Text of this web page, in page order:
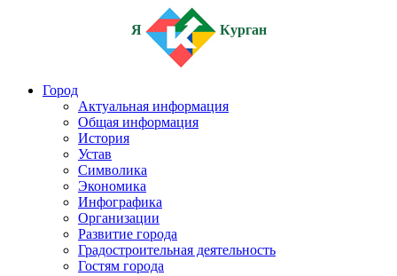
Я Курган
Город
Актуальная информация
Общая информация
История
Устав
Символика
Экономика
Инфографика
Организации
Развитие города
Градостроительная деятельность
Гостям города